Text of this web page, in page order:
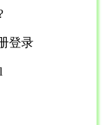
登录